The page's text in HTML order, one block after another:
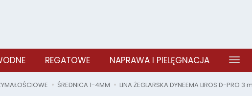
REGATOWE NAPRAWA I PIELĘGNACJA
ŚREDNICA 1-4MM LINA ŻEGLARSKA DYNEEMA LIROS D-PRO 3